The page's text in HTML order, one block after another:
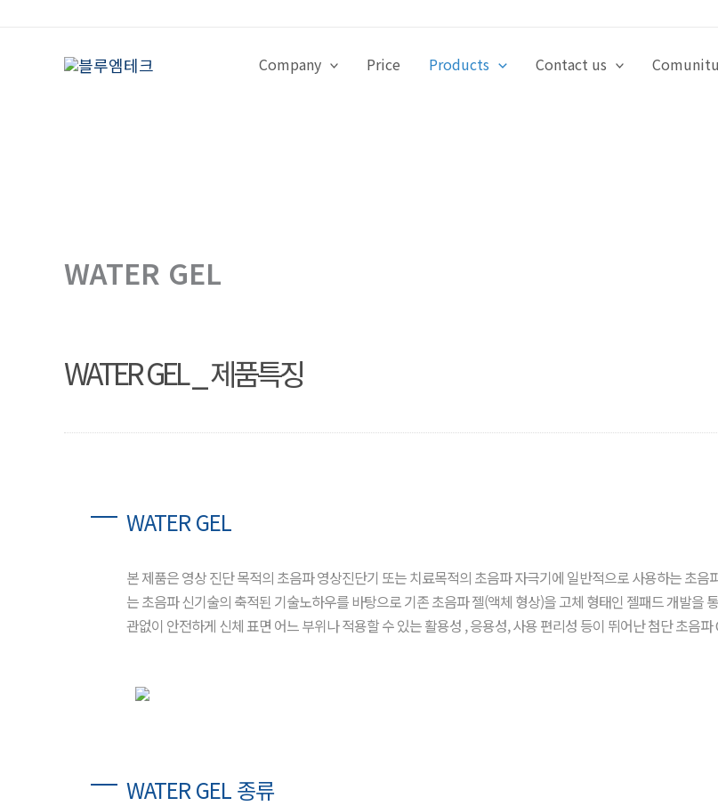
Company Price Products Contact us
WATER GEL
WATER GEL _ 제품특징
WATER GEL
본 제품은 영상 진단 목적의 초음파 영상진단기 또는 치료목적의 초음파 자극기에 일반적으로 사용하는 초
는 초음파 신기술의 축적된 기술노하우를 바탕으로 기존 초음파 젤(액체 형상)을 고체 형태인 젤패드 개발을
관없이 안전하게 신체 표면 어느 부위나 적용할 수 있는 활용성 , 응용성, 사용 편리성 등이 뛰어난 첨단 초음
WATER GEL 종류